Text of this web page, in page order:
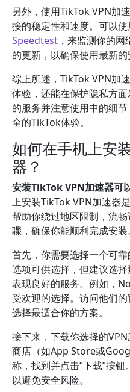
另外，使用TikTok VPN加
接的稳定性和速度。可以
Speedtest ，来监测你的
的更新，以确保使用最新的
综上所述，TikTok VPN加
体验，还能在保护隐私方
的服务并注意使用中的细
全的TikTok体验。
如何在手机上安
器？
安装TikTok VPN加速器可
上安装TikTok VPN加速器
帮助你绕过地区限制，流
骤，确保你能顺利完成安装。
首先，你需要选择一个可
选项可供选择，但建议选
表现良好的服务。例如，
受欢迎的选择。访问他们
选择最适合你的方案。
接下来，下载你选择的
商店（如App Store或
称，找到并点击“下载”按钮
以避免安全风险。